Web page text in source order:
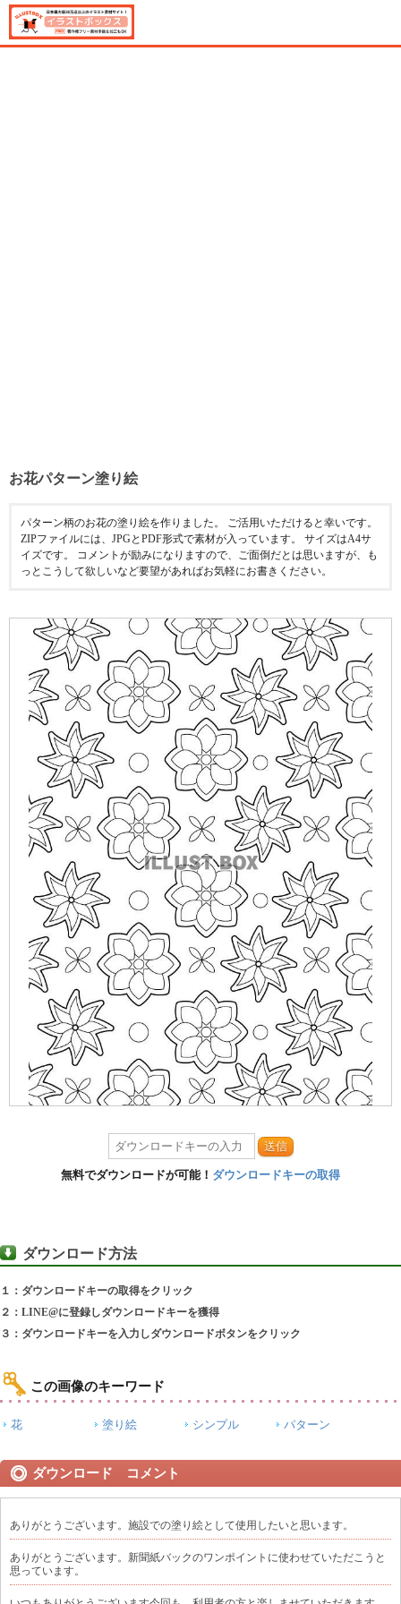
お花パターン塗り絵
パターン柄のお花の塗り絵を作りました。 ご活用いただけると幸いです。
ZIPファイルには、JPGとPDF形式で素材が入っています。 サイズはA4サ
イズです。 コメントが励みになりますので、ご面倒だとは思いますが、も
っとこうして欲しいなど要望があればお気軽にお書きください。
送信
無料でダウンロードが可能！ ダウンロードキーの取得
ダウンロード方法
１：ダウンロードキーの取得をクリック
２：LINE@に登録しダウンロードキーを獲得
３：ダウンロードキーを入力しダウンロードボタンをクリック
この画像のキーワード
花 塗り絵 シンプル パターン
ダウンロード コメント
ありがとうございます。施設での塗り絵として使用したいと思います。
ありがとうございます。新聞紙バックのワンポイントに使わせていただこうと
思っています。